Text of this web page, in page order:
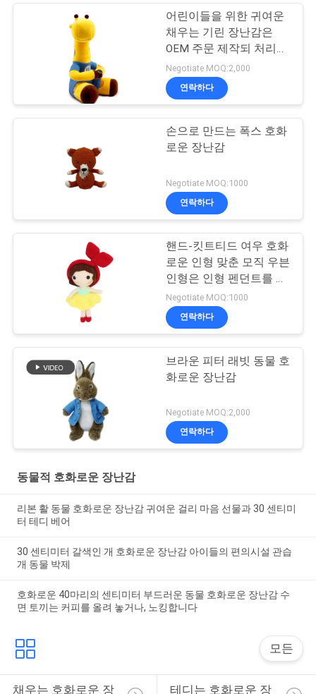
어린이들을 위한 귀여운
채우는 기린 장난감은
OEM 주문 제작되 처리를
제공합니다
Negotiate MOQ:2,000
연락하다
손으로 만드는 폭스 호화
로운 장난감
Negotiate MOQ:1000
연락하다
핸드-킷트티드 여우 호화
로운 인형 맞춘 모직 우븐
인형은 인형 펜던트를 떴
습니다
Negotiate MOQ:1000
연락하다
브라운 피터 래빗 동물 호
화로운 장난감
Negotiate MOQ:2,000
연락하다
동물적 호화로운 장난감
리본 활 동물 호화로운 장난감 귀여운 걸리 마음 선물과 30 센티미
터 테디 베어
30 센티미터 갈색인 개 호화로운 장난감 아이들의 편의시설 관습
개 동물 박제
호화로운 40마리의 센티미터 부드러운 동물 호화로운 장난감 수
면 토끼는 커피를 올려 놓거나, 노킹합니다
모든
채우는 호화로운 장 테디는 호화로운 장